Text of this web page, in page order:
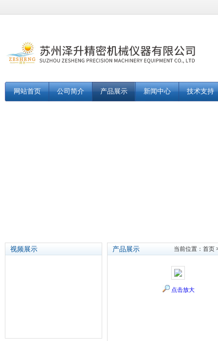
网站首页 公司简介 产品展示 新闻中心 技术支持
视频展示 产品展示 当前位置： 首页
点击放大